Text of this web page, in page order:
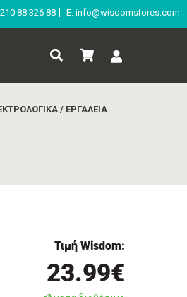
88 326 88 E: info@wisdomstores.com
/ ΕΡΓΑΛΕΙΑ
Τιμή Wisdom:
23.99€